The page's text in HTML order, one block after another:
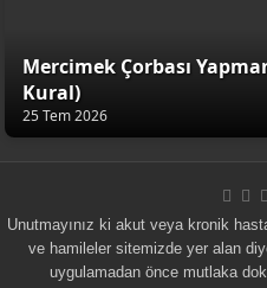
Mercimek Çorbası
Kural)
25 Tem 2026
Unutmayınız ki akut veya kronik
ve hamileler sitemizde yer alan
uygulamadan önce mutlaka